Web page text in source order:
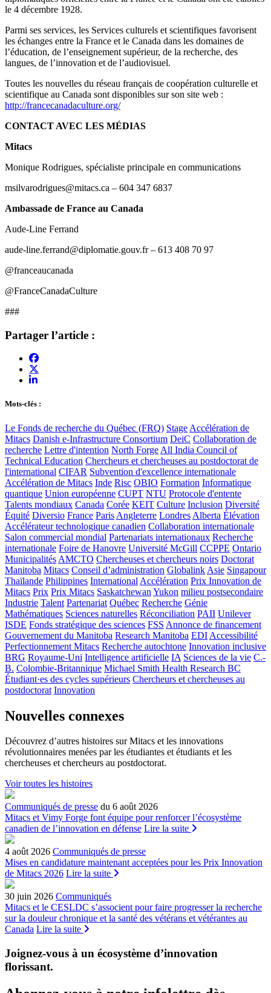
le 4 décembre 1928.
Parmi ses services, les Services culturels et scientifiques favorisent
les échanges entre la France et le Canada dans les domaines de
l’éducation, de l’enseignement supérieur, de la recherche, des
langues, de l’innovation et de l’audiovisuel.
Toutes les nouvelles du réseau français de coopération culturelle et
scientifique au Canada sont disponibles sur son site web :
http://francecanadaculture.org/
CONTACT AVEC LES MÉDIAS
Mitacs
Monique Rodrigues, spécialiste principale en communications
msilvarodrigues@mitacs.ca – 604 347 6837
Ambassade de France au Canada
Aude-Line Ferrand
aude-line.ferrand@diplomatie.gouv.fr– 613 408 70 97
@franceaucanada
@FranceCanadaCulture
###
Partager l’article :
Mots-clés :
Le Fonds de recherche du Québec (FRQ) Stage Accélération de
Mitacs Danish e-Infrastructure Consortium DeiC Collaboration de
recherche Lettre d'intention North Forge All India Council of
Technical Education Chercheurs et chercheuses au postdoctorat de
l'international CIFAR Subvention d'excellence internationale
Accélération de Mitacs Inde Risc OBIO Formation Informatique
quantique Union européenne CUPT NTU Protocole d'entente
Talents mondiaux Canada Corée KEIT Culture Inclusion Diversité
Équité Diversio France Paris Angleterre Londres Alberta Élévation
Accélérateur technologique canadien Collaboration internationale
Salon commercial mondial Partenariats internationaux Recherche
internationale Foire de Hanovre Université McGill CCPPE Ontario
Municipalités AMCTO Chercheuses et chercheurs noirs Doctorat
Manitoba Mitacs Conseil d’administration Globalink Asie Singapour
Thaïlande Philippines International Accélération Prix Innovation de
Mitacs Prix Prix Mitacs Saskatchewan Yukon milieu postsecondaire
Industrie Talent Partenariat Québec Recherche Génie
Mathématiques Sciences naturelles Réconciliation PAII Unilever
ISDE Fonds stratégique des sciences FSS Annonce de financement
Gouvernement du Manitoba Research Manitoba EDI Accessibilité
Perfectionnement Mitacs Recherche autochtone Innovation inclusive
BRG Royaume-Uni Intelligence artificielle IA Sciences de la vie C.-
B. Colombie-Britannique Michael Smith Health Research BC
Étudiant·es des cycles supérieurs Chercheurs et chercheuses au
postdoctorat Innovation
Nouvelles connexes
Découvrez d’autres histoires sur Mitacs et les innovations
révolutionnaires menées par les étudiantes et étudiants et les
chercheuses et chercheurs au postdoctorat.
Voir toutes les histoires
Communiqués de presse du 6 août 2026
Mitacs et Vimy Forge font équipe pour renforcer l’écosystème
canadien de l’innovation en défense Lire la suite
4 août 2026 Communiqués de presse
Mises en candidature maintenant acceptées pour les Prix Innovation
de Mitacs 2026 Lire la suite
30 juin 2026 Communiqués
Mitacs et le CESLDC s’associent pour faire progresser la recherche
sur la douleur chronique et la santé des vétérans et vétérantes au
Canada Lire la suite
Joignez-vous à un écosystème d’innovation
florissant.